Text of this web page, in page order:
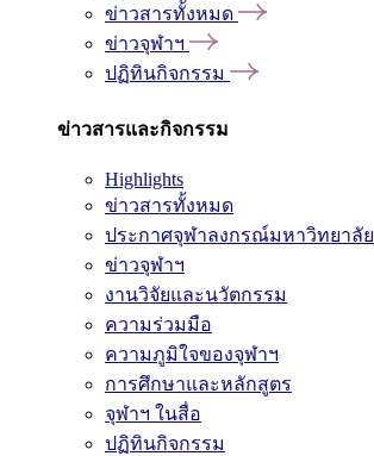
ข่าวสารทั้งหมด
ข่าวจุฬาฯ
ปฏิทินกิจกรรม
ข่าวสารและกิจกรรม
Highlights
ข่าวสารทั้งหมด
ประกาศจุฬาลงกรณ์มหาวิทยาลัย
ข่าวจุฬาฯ
งานวิจัยและนวัตกรรม
ความร่วมมือ
ความภูมิใจของจุฬาฯ
การศึกษาและหลักสูตร
จุฬาฯ ในสื่อ
ปฏิทินกิจกรรม